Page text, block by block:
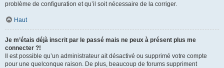
problème de configuration et qu’il soit nécessaire de la corriger.
Haut
Je m’étais déjà inscrit par le passé mais ne peux à présent plus me
connecter ?!
Il est possible qu’un administrateur ait désactivé ou supprimé votre compte
pour une quelconque raison. De plus, beaucoup de forums suppriment